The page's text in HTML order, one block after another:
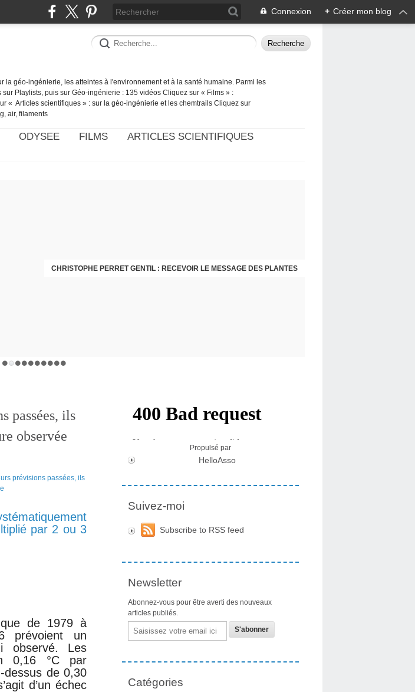
Connexion + Créer mon blog
la géo-ingénierie, les atteintes à l'environnement et à la santé humaine. Parmi les
Playlists, puis sur Géo-ingénierie : 135 vidéos Cliquez sur « Films » :
« Articles scientifiques » : sur la géo-ingénierie et les chemtrails Cliquez sur
air, filaments
ODYSEE FILMS
ARTICLES SCIENTIFIQUES
CHRISTOPHE PERRET GENTIL : RECEVOIR LE MESSAGE DES PLANTES
passées, ils
observée
par 2 ou 3
de 1979 à
prévoient un
observé. Les
0,16 °C par
dessus de 0,30
d’un échec
Propulsé par
HelloAsso
Suivez-moi
Subscribe to RSS feed
Newsletter
Abonnez-vous pour être averti des nouveaux
articles publiés.
Email
Catégories